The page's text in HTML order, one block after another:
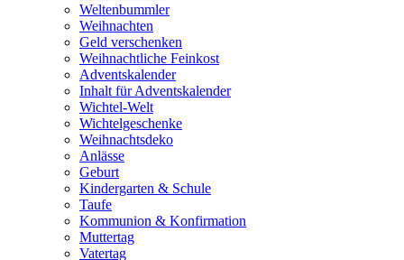
Weltenbummler
Weihnachten
Geld verschenken
Weihnachtliche Feinkost
Adventskalender
Inhalt für Adventskalender
Wichtel-Welt
Wichtelgeschenke
Weihnachtsdeko
Anlässe
Geburt
Kindergarten & Schule
Taufe
Kommunion & Konfirmation
Muttertag
Vatertag